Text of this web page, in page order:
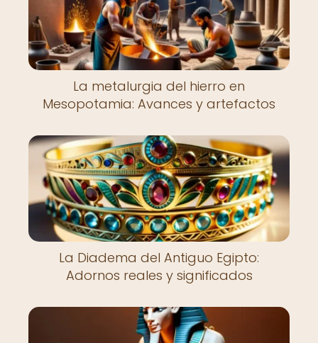
La metalurgia del hierro en
Mesopotamia: Avances y artefactos
La Diadema del Antiguo Egipto:
Adornos reales y significados